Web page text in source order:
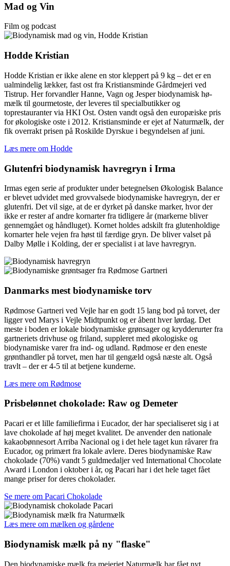
Mad og Vin
Film og podcast
Hodde Kristian
Hodde Kristian er ikke alene en stor kleppert på 9 kg – det er en
ualmindelig lækker, fast ost fra Kristiansminde Gårdmejeri ved
Tistrup. Her forvandler Hanne, Vagn og Jesper biodynamisk hø-
mælk til gourmetoste, der leveres til specialbutikker og
toprestauranter via HKI Ost. Osten vandt også den europæiske pris
for økologiske oste i 2012. Kristiansminde er ejet af Naturmælk, der
fik overrakt prisen på Roskilde Dyrskue i begyndelsen af juni.
Læs mere om Hodde
Glutenfri biodynamisk havregryn i Irma
Irmas egen serie af produkter under betegnelsen Økologisk Balance
er blevet udvidet med grovvalsede biodynamiske havregryn, der er
glutenfri. Det vil sige, at de er dyrket på danske marker, hvor der
ikke er rester af andre kornarter fra tidligere år (markerne bliver
gennemgået og håndluget). Kornet holdes adskilt fra glutenholdige
kornarter hele vejen fra høst til færdige gryn. De bliver valset på
Dalby Mølle i Kolding, der er specialist i at lave havregryn.
Danmarks mest biodynamiske torv
Rødmose Gartneri ved Vejle har en godt 15 lang bod på torvet, der
ligger ved Marys i Vejle Midtpunkt og er åbent hver lørdag. Det
meste i boden er lokale biodynamiske grønsager og krydderurter fra
gartneriets drivhuse og friland, suppleret med økologiske og
biodynamiske varer fra ind- og udland. Rødmose er den eneste
grønthandler på torvet, men har til gengæld også næste alt. Også
travlt – der er 4-5 til at betjene kunderne.
Læs mere om Rødmose
Prisbelønnet chokolade: Raw og Demeter
Pacari er et lille familiefirma i Eucador, der har specialiseret sig i at
lave chokolade af høj meget kvalitet. De anvender den nationale
kakaobønnesort Arriba Nacional og i det hele taget kun råvarer fra
Eucador, og primært fra lokale avlere. Deres biodynamiske Raw
chokolade (70%) vandt 5 guldmedaljer ved International Chocolate
Award i London i oktober i år, og Pacari har i det hele taget fået
mange priser for deres chokolader.
Se mere om Pacari Chokolade
Læs mere om mælken og gårdene
Biodynamisk mælk på ny "flaske"
Den biodynamiske mælk fra mejeriet Naturmælk har fået nyt